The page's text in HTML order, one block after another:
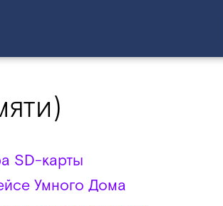
SD-карты
Умного Дома